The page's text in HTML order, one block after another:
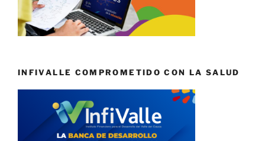
INFIVALLE COMPROMETIDO CON LA SALUD